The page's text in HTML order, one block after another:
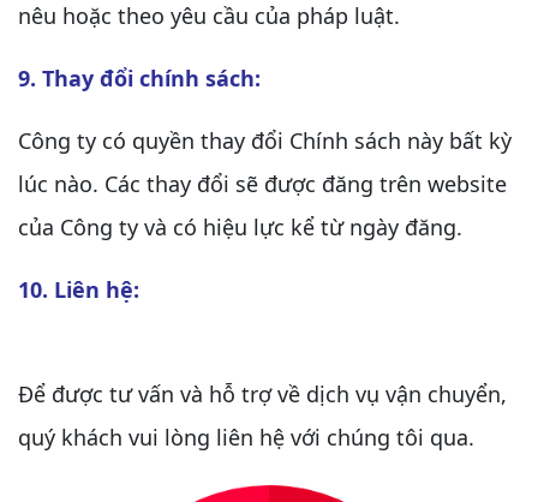
nêu hoặc theo yêu cầu của pháp luật.
9. Thay đổi chính sách:
Công ty có quyền thay đổi Chính sách này bất kỳ
lúc nào. Các thay đổi sẽ được đăng trên website
của Công ty và có hiệu lực kể từ ngày đăng.
10. Liên hệ:
Để được tư vấn và hỗ trợ về dịch vụ vận chuyển,
quý khách vui lòng liên hệ với chúng tôi qua.